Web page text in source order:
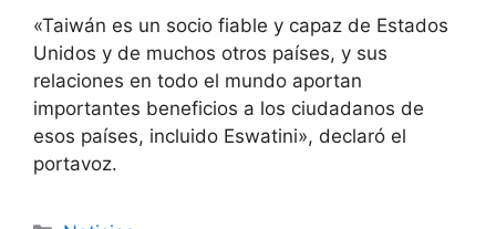
«Taiwán es un socio fiable y capaz de Estados
Unidos y de muchos otros países, y sus
relaciones en todo el mundo aportan
importantes beneficios a los ciudadanos de
esos países, incluido Eswatini», declaró el
portavoz.